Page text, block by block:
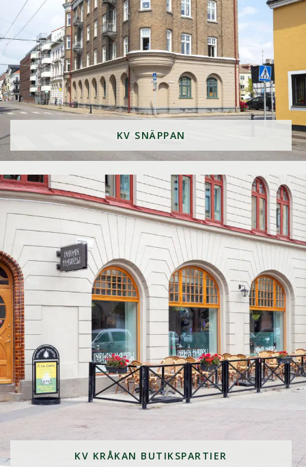
KV SNÄPPAN
KV KRÅKAN BUTIKSPARTIER